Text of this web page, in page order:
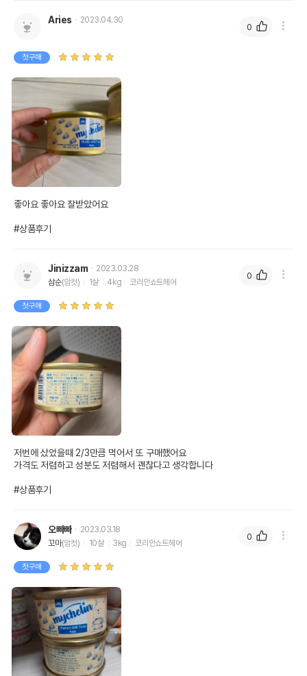
Aries 2023.04.30
첫구매
좋아요 좋아요 잘받았어요
#상품후기
0
Jinizzam
2023.03.28
삼순(암컷) 1살 4kg 코리안쇼트헤어
첫구매
저번에 샀었을때 2/3만큼 먹어서 또 구매했어요
가격도 저렴하고 성분도 저렴해서 괜찮다고 생각합니다
#상품후기
0
오빠빠
2023.03.18
꼬마(암컷) 10살 3kg 코리안쇼트헤어
첫구매
0